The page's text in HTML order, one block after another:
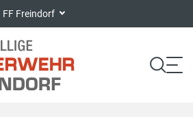
FF Freindorf